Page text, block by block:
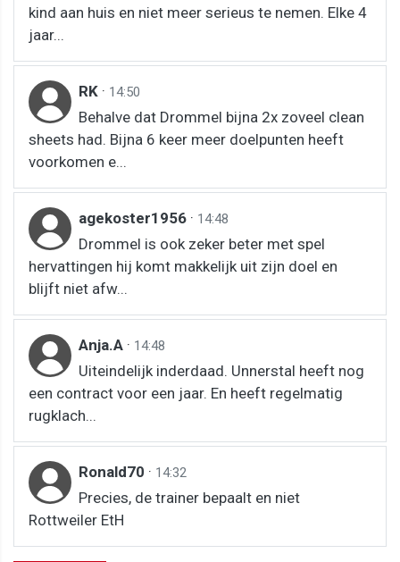
kind aan huis en niet meer serieus te nemen. Elke 4
jaar...
RK · 14:50
Behalve dat Drommel bijna 2x zoveel clean
sheets had. Bijna 6 keer meer doelpunten heeft
voorkomen e...
agekoster1956 · 14:48
Drommel is ook zeker beter met spel
hervattingen hij komt makkelijk uit zijn doel en
blijft niet afw...
Anja.A · 14:48
Uiteindelijk inderdaad. Unnerstal heeft nog
een contract voor een jaar. En heeft regelmatig
rugklach...
Ronald70 · 14:32
Precies, de trainer bepaalt en niet
Rottweiler EtH